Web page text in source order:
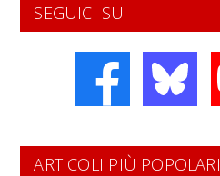
SEGUICI SU
ARTICOLI PIÙ POPOLARI